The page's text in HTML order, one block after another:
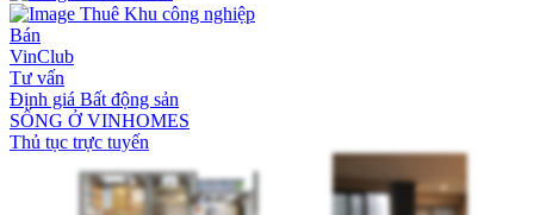
Thuê Khu công nghiệp
Bán
VinClub
Tư vấn
Định giá Bất động sản
SỐNG Ở VINHOMES
Thủ tục trực tuyến